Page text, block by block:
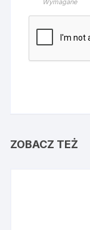
ZOBACZ TEŻ